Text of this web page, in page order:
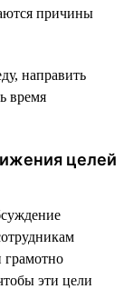
причины
направить
время
целей
грамотно
эти цели